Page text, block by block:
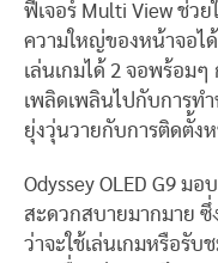
ฟีเจอร์ Multi View ช่ว
ความใหญ่ของหน้าจอไ
เล่นเกมได้ 2 จอพร้อมๆ
เพลิดเพลินไปกับการท
ยุ่งวุ่นวายกับการติดตั้ง
Odyssey OLED G9
สะดวกสบายมากมาย
ว่าจะใช้เล่นเกมหรือรับ